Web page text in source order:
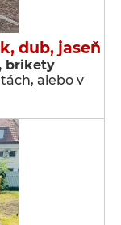
dub, jaseň
brikety
alebo v